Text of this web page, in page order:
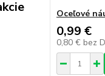
Oceľové
0,99 €
0,80 € bez